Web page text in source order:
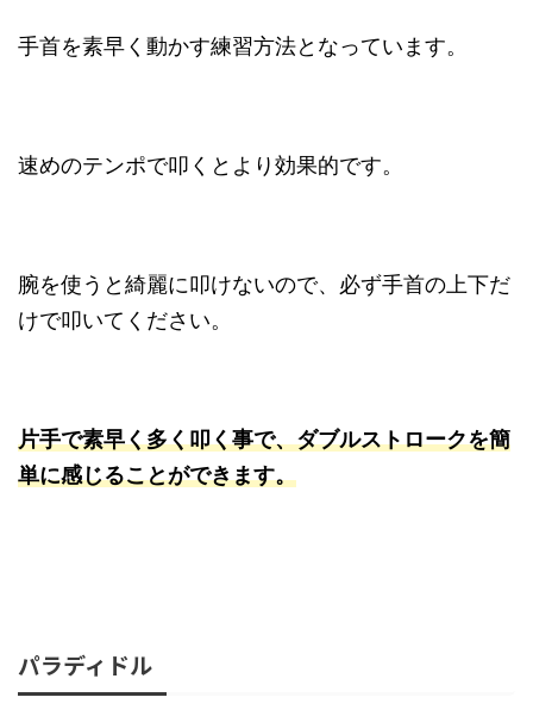
手首を素早く動かす練習方法となっています。
速めのテンポで叩くとより効果的です。
腕を使うと綺麗に叩けないので、必ず手首の上下だ
けで叩いてください。
片手で素早く多く叩く事で、ダブルストロークを簡
単に感じることができます。
パラディドル